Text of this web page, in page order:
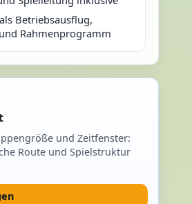
Betriebsausflug,
Rahmenprogramm
und Zeitfenster:
Route und Spielstruktur